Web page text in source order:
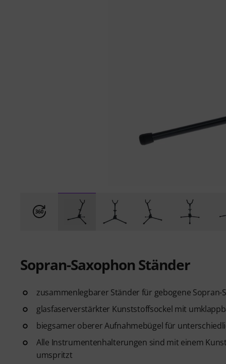
Sopran-Saxophon Ständer
zusammenlegbarer Ständer für gebogene Sopran-
glasfaserverstärkter Kunststoffsockel mit
biegsamer oberer Aufnahmebügel für
Alle Instrumentenhalterungen sind mit einem
umspritzt